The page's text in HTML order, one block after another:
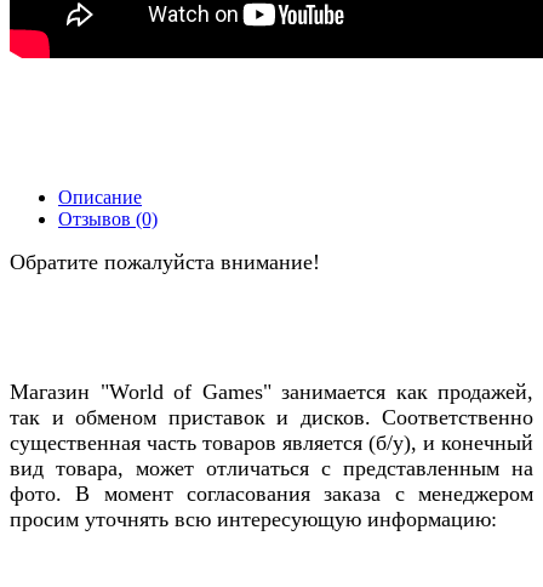
Описание
Отзывов (0)
Обратите пожалуйста внимание!
Магазин "World of Games" занимается как продажей,
так и обменом приставок и дисков. Соответственно
существенная часть товаров является (б/у), и конечный
вид товара, может отличаться с представленным на
фото. В момент согласования заказа с менеджером
просим уточнять всю интересующую информацию: